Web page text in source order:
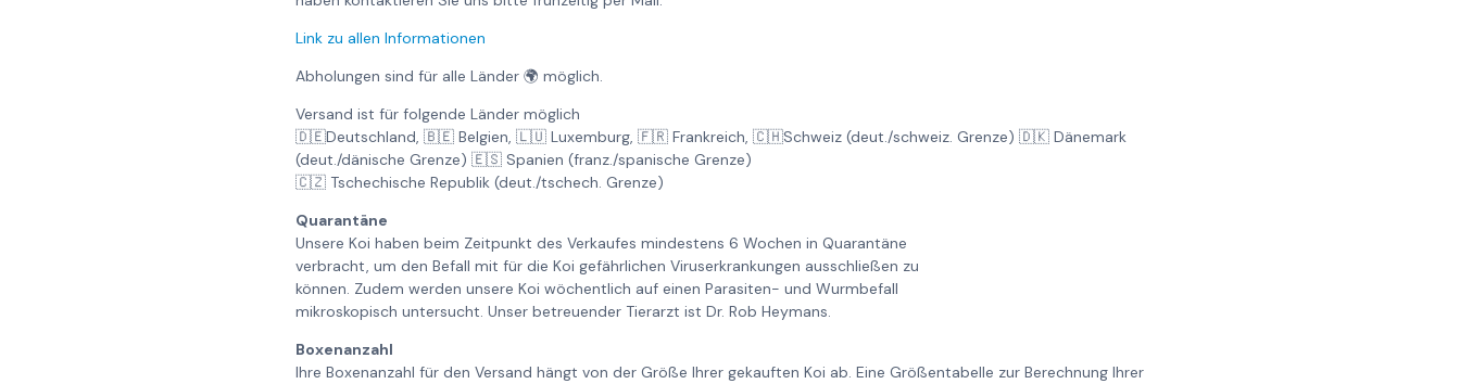
Link zu allen Informationen
Abholungen sind für alle Länder 🌍 möglich.
Versand ist für folgende Länder möglich
🇩🇪Deutschland, 🇧🇪 Belgien, 🇱🇺 Luxemburg, 🇫🇷 Frankreich, 🇨🇭Schweiz (deut./schweiz. Grenze) 🇩🇰 Dänemark
(deut./dänische Grenze) 🇪🇸 Spanien (franz./spanische Grenze)
🇨🇿 Tschechische Republik (deut./tschech. Grenze)
Quarantäne
Unsere Koi haben beim Zeitpunkt des Verkaufes mindestens 6 Wochen in Quarantäne
verbracht, um den Befall mit für die Koi gefährlichen Viruserkrankungen ausschließen zu
können. Zudem werden unsere Koi wöchentlich auf einen Parasiten- und Wurmbefall
mikroskopisch untersucht. Unser betreuender Tierarzt ist Dr. Rob Heymans.
Boxenanzahl
Ihre Boxenanzahl für den Versand hängt von der Größe Ihrer gekauften Koi ab. Eine Größentabelle zur Berechnung Ihrer